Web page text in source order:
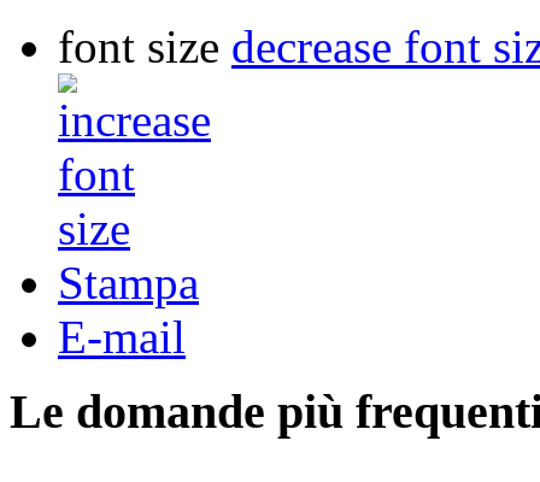
font size decrease font
Stampa
E-mail
Le domande più